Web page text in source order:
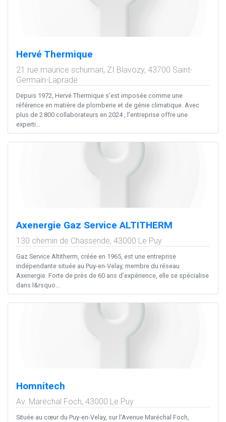
Hervé Thermique
21 rue maurice schuman, ZI Blavozy, 43700 Saint-
Germain-Laprade
Depuis 1972, Hervé Thermique s’est imposée comme une
référence en matière de plomberie et de génie climatique. Avec
plus de 2 800 collaborateurs en 2024 , l’entreprise offre une
experti...
Axenergie Gaz Service ALTITHERM
130 chemin de Chassende, 43000 Le Puy
Gaz Service Altitherm, créée en 1965, est une entreprise
indépendante située au Puy-en-Velay, membre du réseau
Axenergie. Forte de près de 60 ans d’expérience, elle se spécialise
dans l&rsquo...
Homnitech
Av. Maréchal Foch, 43000 Le Puy
Située au cœur du Puy-en-Velay, sur l’Avenue Maréchal Foch,